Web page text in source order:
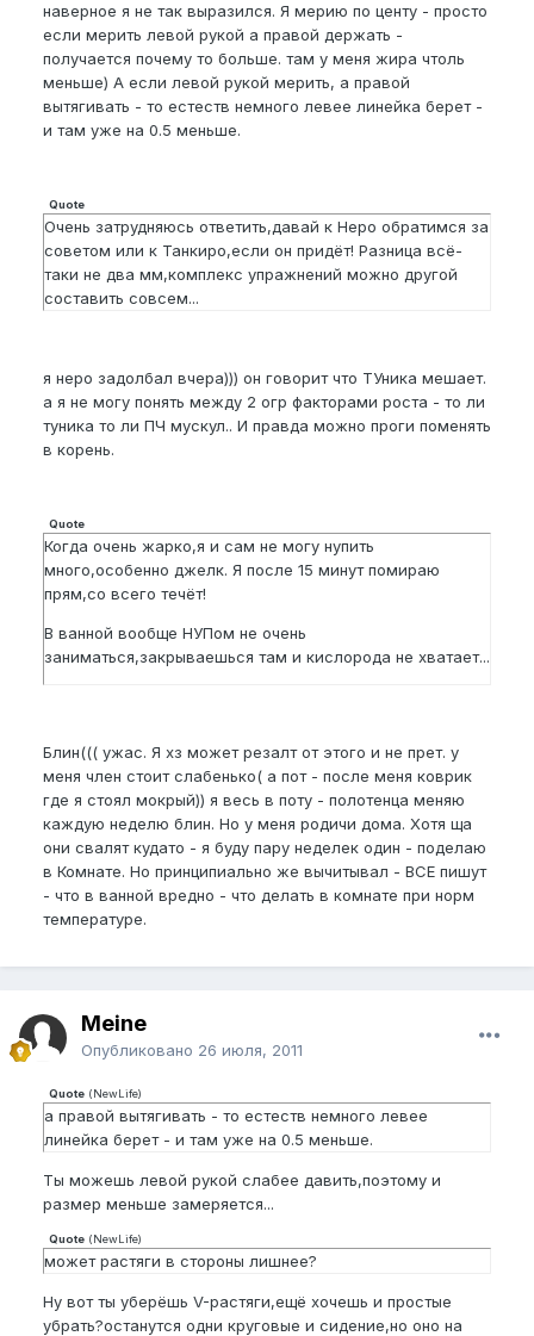
наверное я не так выразился. Я мерию по центу - просто
если мерить левой рукой а правой держать -
получается почему то больше. там у меня жира чтоль
меньше) А если левой рукой мерить, а правой
вытягивать - то естеств немного левее линейка берет -
и там уже на 0.5 меньше.
Quote
Очень затрудняюсь ответить,давай к Неро обратимся за
советом или к Танкиро,если он придёт! Разница всё-
таки не два мм,комплекс упражнений можно другой
составить совсем...
я неро задолбал вчера))) он говорит что ТУника мешает.
а я не могу понять между 2 огр факторами роста - то ли
туника то ли ПЧ мускул.. И правда можно проги поменять
в корень.
Quote
Когда очень жарко,я и сам не могу нупить
много,особенно джелк. Я после 15 минут помираю
прям,со всего течёт!
В ванной вообще НУПом не очень
заниматься,закрываешься там и кислорода не хватает...
Блин((( ужас. Я хз может резалт от этого и не прет. у
меня член стоит слабенько( а пот - после меня коврик
где я стоял мокрый)) я весь в поту - полотенца меняю
каждую неделю блин. Но у меня родичи дома. Хотя ща
они свалят кудато - я буду пару неделек один - поделаю
в Комнате. Но принципиально же вычитывал - ВСЕ пишут
- что в ванной вредно - что делать в комнате при норм
температуре.
Meine
Опубликовано 26 июля, 2011
Quote (NewLife)
а правой вытягивать - то естеств немного левее
линейка берет - и там уже на 0.5 меньше.
Ты можешь левой рукой слабее давить,поэтому и
размер меньше замеряется...
Quote (NewLife)
может растяги в стороны лишнее?
Ну вот ты уберёшь V-растяги,ещё хочешь и простые
убрать?останутся одни круговые и сидение,но оно на